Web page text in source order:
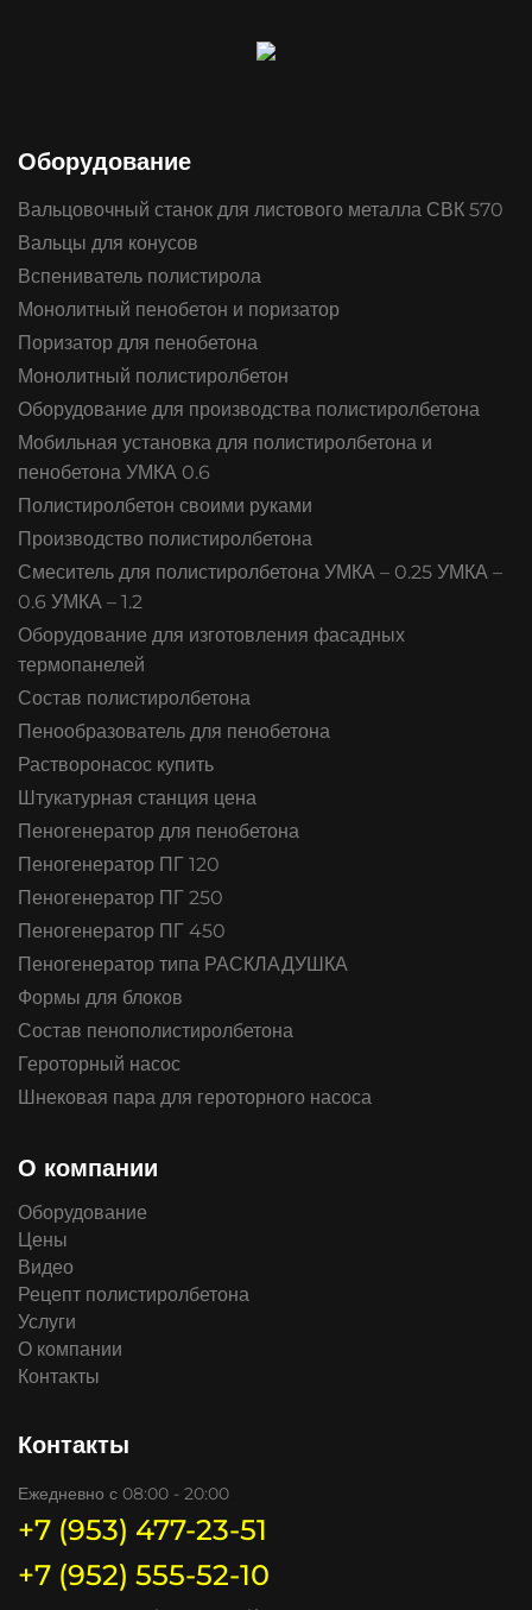
Оборудование
Вальцовочный станок для листового металла СВК 570
Вальцы для конусов
Вспениватель полистирола
Монолитный пенобетон и поризатор
Поризатор для пенобетона
Монолитный полистиролбетон
Оборудование для производства полистиролбетона
Мобильная установка для полистиролбетона и
пенобетона УМКА 0.6
Полистиролбетон своими руками
Производство полистиролбетона
Смеситель для полистиролбетона УМКА – 0.25 УМКА –
0.6 УМКА – 1.2
Оборудование для изготовления фасадных
термопанелей
Состав полистиролбетона
Пенообразователь для пенобетона
Растворонасос купить
Штукатурная станция цена
Пеногенератор для пенобетона
Пеногенератор ПГ 120
Пеногенератор ПГ 250
Пеногенератор ПГ 450
Пеногенератор типа РАСКЛАДУШКА
Формы для блоков
Состав пенополистиролбетона
Героторный насос
Шнековая пара для героторного насоса
О компании
Оборудование
Цены
Видео
Рецепт полистиролбетона
Услуги
О компании
Контакты
Контакты
Ежедневно с 08:00 - 20:00
+7 (953) 477-23-51
+7 (952) 555-52-10